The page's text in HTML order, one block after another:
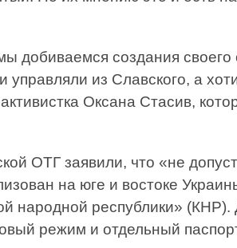
добиваемся создания
управляли из Славского, а
Оксана Стасив,
ОТГ заявили, что «не
на юге и востоке
народной республики»
режим и отдельный